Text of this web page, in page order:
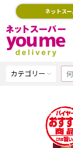
ネットスー
カテゴリー